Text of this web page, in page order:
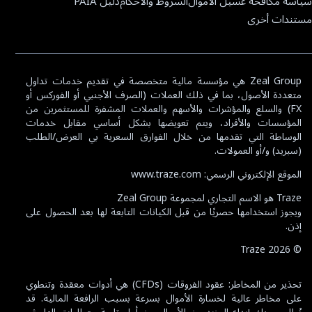
مستندات أخرى
Zeal Group هي مؤسسة مالية متخصصة في تقديم خدمات تداول
متعددة الأصول، بما في ذلك العملات (الصرف الأجنبي أو الفوركس أو
FX) والسلع والمؤشرات والأسهم والعملات المشفرة للمستثمرين من
المؤسسات والأفراد، ويتم تعويضها بشكل أساسي مقابل خدمات
الوساطة التي تقدمها من خلال الفوارق السعرية بي العرض/الطلب
(سبريد) و/أو العمولات.
الموقع الإلكتروني الرسمي: www.traze.com
Traze هو الاسم التجاري لمجموعة Zeal Group
ويجوز استخدامها حصريًا من قبل الكيانات التابعة لها بعد الحصول على
إذن.
©
2026
تحذير من المخاطر: عقود الفروقات (CFDs) هي أدوات معقدة وتنطوي
على مخاطر عالية لخسارة الأموال بسرعة بسبب الرافعة المالية. قد